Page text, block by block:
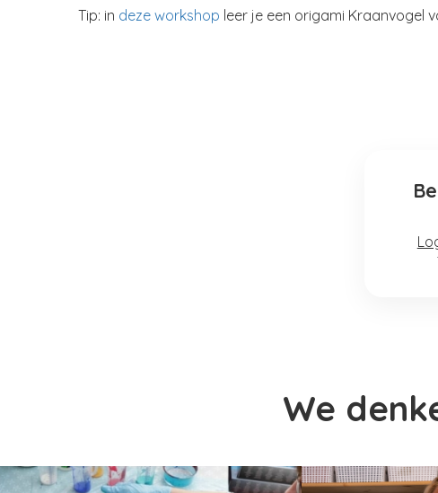
Tip: in deze workshop leer je een origami Kraanvogel
We